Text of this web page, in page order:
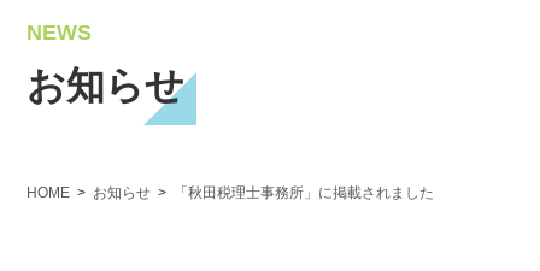
NEWS
お知らせ
HOME お知らせ 「秋田税理士事務所」に掲載されました